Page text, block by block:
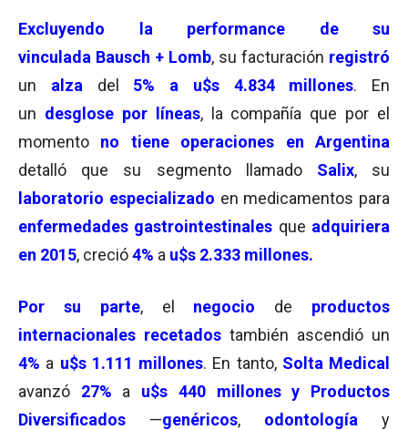
Excluyendo la performance
de su
vinculada Bausch + Lomb, su facturación registró
un alza del 5% a u$s 4.834 millones. En
un desglose por líneas, la compañía que por el
momento no tiene operaciones en Argentina
detalló que su segmento llamado Salix, su
laboratorio especializado en medicamentos para
enfermedades gastrointestinales que adquiriera
en 2015, creció4% a u$s 2.333 millones.
Por su parte, el negocio de productos
internacionales recetados también ascendió un
4% a u$s 1.111 millones. En tanto, Solta Medical
avanzó 27% a u$s 440 millonesy Productos
Diversificados —genéricos, odontología
y